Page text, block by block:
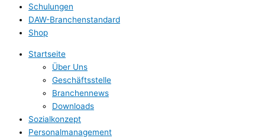
Schulungen
DAW-Branchenstandard
Shop
Startseite
Über Uns
Geschäftsstelle
Branchennews
Downloads
Sozialkonzept
Personalmanagement